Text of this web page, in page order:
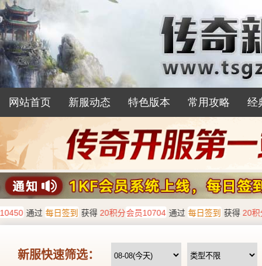
网站首页 新服动态 特色版本 常用攻略 经